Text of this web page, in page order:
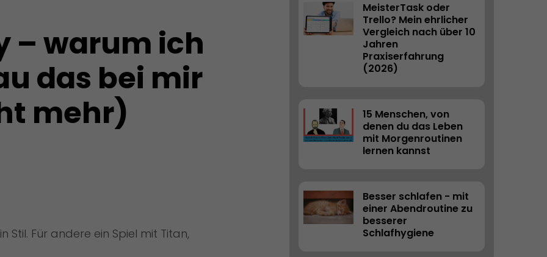
– warum ich
das bei mir
mehr)
Stil. Für andere ein Spiel mit Titan,
MeisterTask oder
Trello? Mein ehrlicher
Vergleich nach über 10
Jahren
Praxiserfahrung
(2026)
15 Menschen, von
denen du das Leben
mit Morgenroutinen
lernen kannst
Besser schlafen - mit
einer Abendroutine zu
besserer
Schlafhygiene